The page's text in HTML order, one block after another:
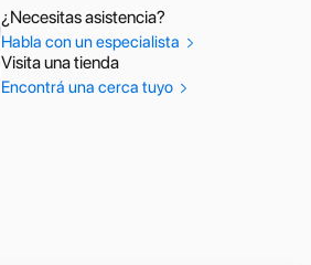
¿Necesitas asistencia?
Habla con un especialista
Visita una tienda
Encontrá una cerca tuyo